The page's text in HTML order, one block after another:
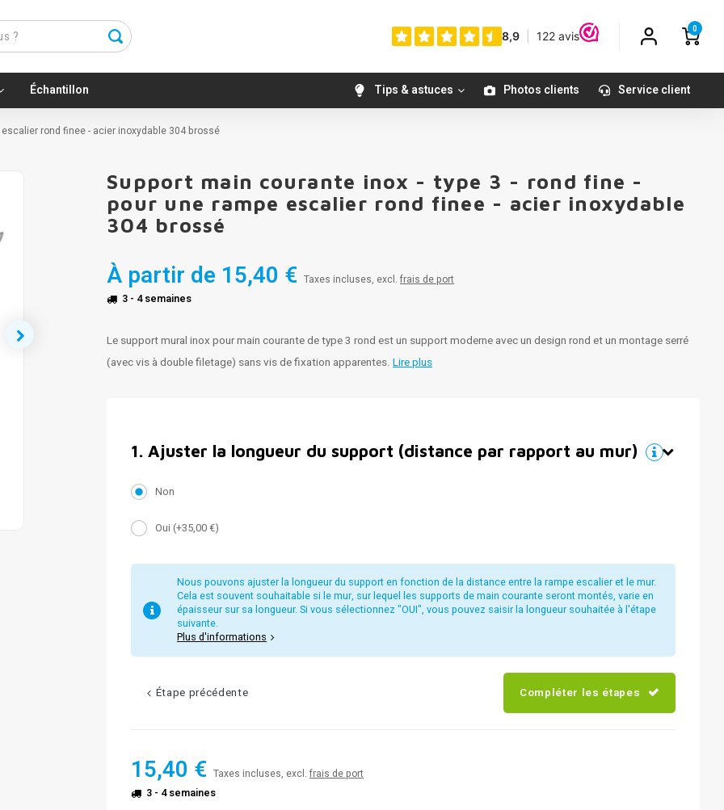
0
Échantillon Tips & astuces Photos clients Service client
rond finee - acier inoxydable 304 brossé
Support main courante inox - type 3 - rond fine -
pour une rampe escalier rond finee - acier inoxydable
304 brossé
À partir de 15,40 € Taxes incluses, excl. frais de port
3 - 4 semaines
Le support mural inox pour main courante de type 3 rond est un support moderne avec un design rond et un montage serré
(avec vis à double filetage) sans vis de fixation apparentes. Lire plus
1. Ajuster la longueur du support (distance par rapport au mur)
Non
Oui (+35,00 €)
Nous pouvons ajuster la longueur du support en fonction de la distance entre la rampe escalier et le mur.
Cela est souvent souhaitable si le mur, sur lequel les supports de main courante seront montés, varie en
épaisseur sur sa longueur. Si vous sélectionnez "OUI", vous pouvez saisir la longueur souhaitée à l'étape
suivante.
Plus d'informations
Étape précédente Compléter les étapes
15,40 € Taxes incluses, excl. frais de port
3 - 4 semaines